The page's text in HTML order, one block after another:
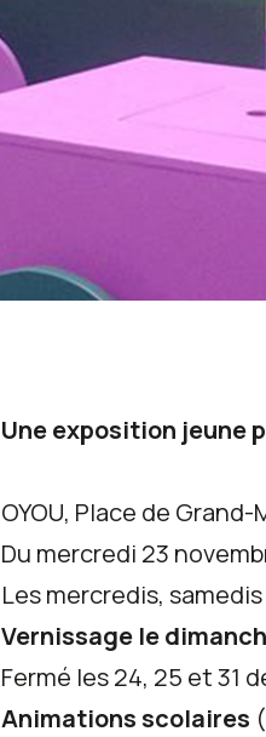
Une exposition jeune
OYOU, Place de
Du mercredi 23
Les mercredis,
Vernissage le
Fermé les 24, 25 et 31
Animations scolaires